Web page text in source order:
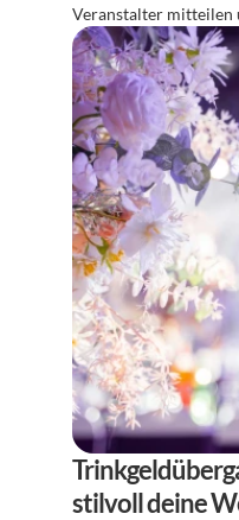
Veranstalter mitteilen
stilvoll deine